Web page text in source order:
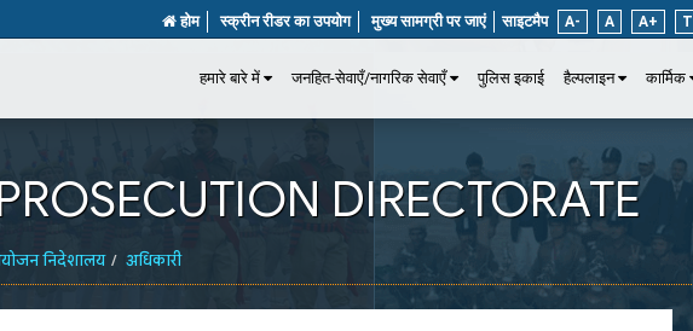
होम स्क्रीन रीडर का उपयोग मुख्य सामग्री पर जाएं साइटमैप A- A A+ T
हमारे बारे में जनहित-सेवाएँ/नागरिक सेवाएँ पुलिस इकाई हैल्पलाइन कार्मिक
DIRECTORATE
निदेशालय अधिकारी